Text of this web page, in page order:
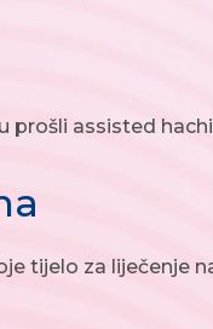
prošli assisted
tijelo za liječenje